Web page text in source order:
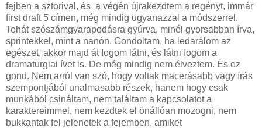
fejben a sztorival, és a végén újrakezdtem a regényt, immár
first draft 5 címen, még mindig ugyanazzal a módszerrel.
Tehát szószámgyarapodásra gyúrva, minél gyorsabban írva,
sprintekkel, mint a nanón. Gondoltam, ha ledarálom az
egészet, akkor majd át fogom látni, és látni fogom a
dramaturgiai ívet is. De még mindig nem élveztem. És ez
gond. Nem arról van szó, hogy voltak macerásabb vagy írás
szempontjából unalmasabb részek, hanem hogy csak
munkából csináltam, nem találtam a kapcsolatot a
karaktereimmel, nem kezdtek el önállóan mozogni, nem
bukkantak fel jelenetek a fejemben, amiket